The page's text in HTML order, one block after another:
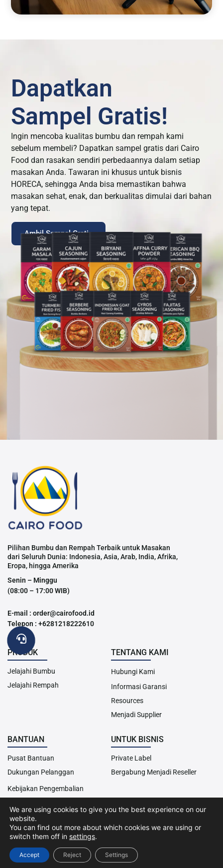
Dapatkan
Sampel Gratis!
Ingin mencoba kualitas bumbu dan rempah kami
sebelum membeli? Dapatkan sampel gratis dari Cairo
Food dan rasakan sendiri perbedaannya dalam setiap
masakan Anda. Tawaran ini khusus untuk bisnis
HORECA, sehingga Anda bisa memastikan bahwa
masakan sehat, enak, dan berkualitas dimulai dari bahan
yang tepat.
Ambil Sampel Gratis
Pilihan Bumbu dan Rempah Terbaik untuk Masakan
dari Seluruh Dunia: Indonesia, Asia, Arab, India, Afrika,
Eropa, hingga Amerika
Senin – Minggu
(08:00 – 17:00 WIB)
E-mail : order@cairofood.id
Telepon : +6281218222610
PRODUK
Jelajahi Bumbu
Jelajahi Rempah
TENTANG KAMI
Hubungi Kami
Informasi Garansi
Resources
Menjadi Supplier
BANTUAN
Pusat Bantuan
Dukungan Pelanggan
Kebijakan Pengembalian
UNTUK BISNIS
Private Label
Bergabung Menjadi Reseller
Hak Cipta© 2013-2024 Cairo Food. Seluruh hak cipta dilindungi
undang-undang.
Kebijakan Cookies
We are using cookies to give you the best experience on our
website.
You can find out more about which cookies we are using or
switch them off in settings.
Accept Reject Settings